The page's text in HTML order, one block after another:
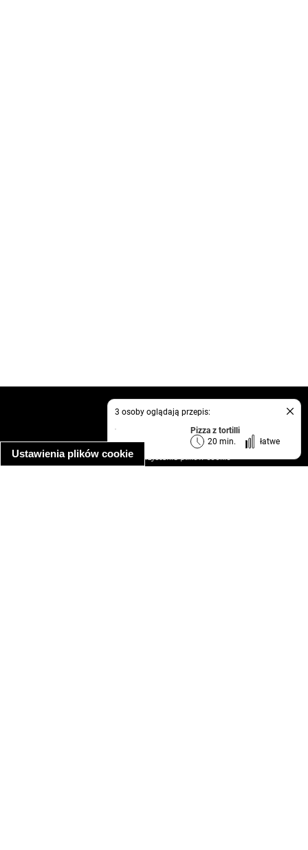
Ustawienia plików cookie
3 osoby oglądają przepis:
Pizza z tortilli
20 min.
łatwe
kontakt
informacja o prywatności
informacja o wykorzystaniu plików cookie